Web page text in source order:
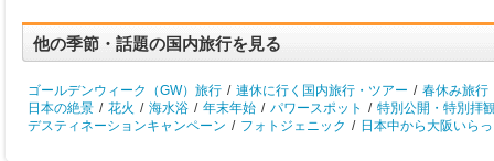
他の季節・話題の国内旅行を見る
ゴールデンウィーク（GW）旅行 / 連休に行く国内旅行・ツアー / 春休み旅行
日本の絶景 / 花火 / 海水浴 / 年末年始 / パワースポット / 特別公開・特別拝
デスティネーションキャンペーン / フォトジェニック / 日本中から大阪いら